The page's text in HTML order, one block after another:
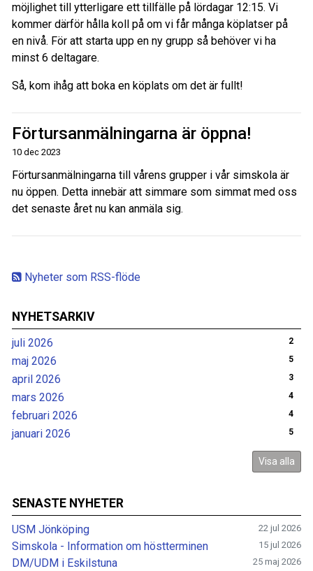
Nyheter som RSS-flöde
NYHETSARKIV
juli 2026 2
maj 2026 5
april 2026 3
mars 2026 4
februari 2026 4
januari 2026 5
Visa alla
SENASTE NYHETER
USM Jönköping 22 jul 2026
Simskola - Information om höstterminen 15 jul 2026
DM/UDM i Eskilstuna 25 maj 2026
möjlighet till ytterligare ett tillfälle på lördagar 12:15. Vi
kommer därför hålla koll på om vi får många köplatser på
en nivå. För att starta upp en ny grupp så behöver vi ha
minst 6 deltagare.
Så, kom ihåg att boka en köplats om det är fullt!
Förtursanmälningarna är öppna!
10 dec 2023
Förtursanmälningarna till vårens grupper i vår simskola är
nu öppen. Detta innebär att simmare som simmat med oss
det senaste året nu kan anmäla sig.